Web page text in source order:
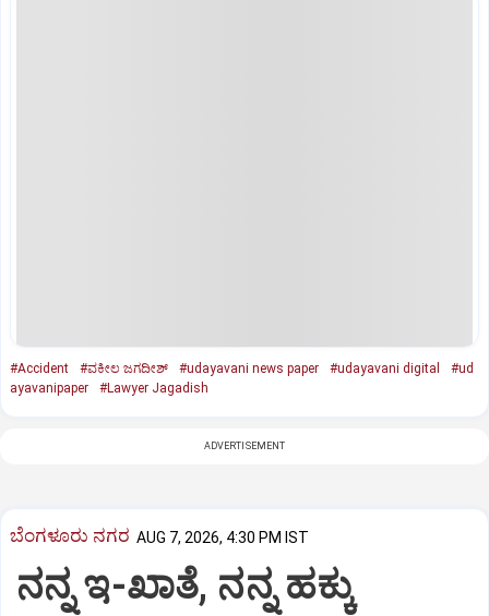
#Accident #ವಕೀಲ ಜಗದೀಶ್‌ #udayavani news paper #udayavani digital
#ud
ayavanipaper
#Lawyer Jagadish
ADVERTISEMENT
ಬೆಂಗಳೂರು ನಗರ AUG 7, 2026, 4:30 PM IST
ನನ್ನ ಇ-ಖಾತೆ, ನನ್ನ ಹಕ್ಕು